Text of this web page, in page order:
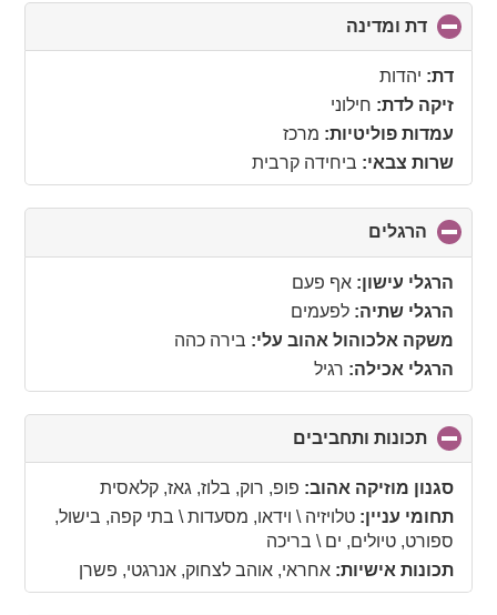
דת ומדינה
to
דת: יהדות
זיקה לדת: חילוני
עמדות פוליטיות: מרכז
שרות צבאי: ביחידה קרבית
הרגלים
to
collapse
contents
הרגלי עישון: אף פעם
הרגלי שתיה: לפעמים
משקה אלכוהול אהוב עלי: בירה כהה
הרגלי אכילה: רגיל
תכונות ותחביבים
to
collapse
סגנון מוזיקה אהוב: פופ, רוק, בלוז, גאז, קלאסית
תחומי עניין: טלויזיה \ וידאו, מסעדות \ בתי קפה, בישול,
ספורט, טיולים, ים \ בריכה
תכונות אישיות: אחראי, אוהב לצחוק, אנרגטי, פשרן